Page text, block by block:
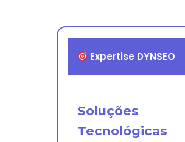
Expertise DYNSEO
Soluções
Tecnológicas